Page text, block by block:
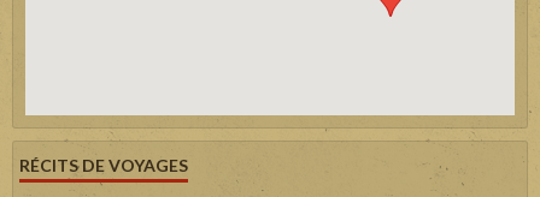
RÉCITS DE VOYAGES